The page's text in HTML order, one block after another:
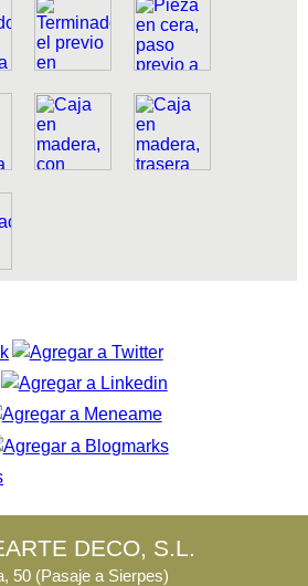
DECO, S.L.
50 (Pasaje a Sierpes)